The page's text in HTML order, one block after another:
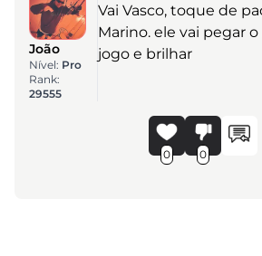
João
Nível: Pro
Rank:
29555
Vai Vasco, toque de
Marino. ele vai pegar
jogo e brilhar
0 0